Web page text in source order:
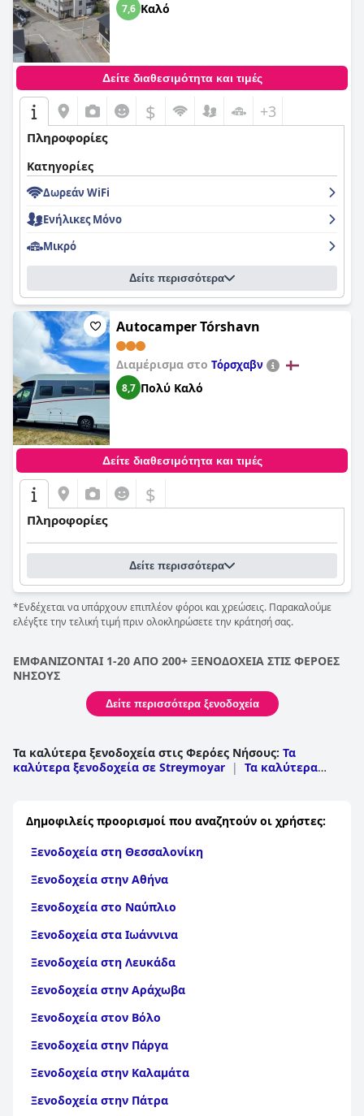
7,6 Καλό
Δείτε διαθεσιμότητα και τιμές
$ +3
Πληροφορίες
Κατηγορίες
Δωρεάν WiFi
Ενήλικες Μόνο
Μικρό
Δείτε περισσότερα
Autocamper Tórshavn
Διαμέρισμα στο Τόρσχαβν
8,7 Πολύ Καλό
Δείτε διαθεσιμότητα και τιμές
$
Πληροφορίες
Δείτε περισσότερα
*Ενδέχεται να υπάρχουν επιπλέον φόροι και χρεώσεις. Παρακαλούμε
ελέγξτε την τελική τιμή πριν ολοκληρώσετε την κράτησή σας.
ΕΜΦΑΝΙΖΟΝΤΑΙ 1-20 ΑΠΟ 200+ ΞΕΝΟΔΟΧΕΙΑ ΣΤΙΣ ΦΕΡΟΕΣ
ΝΗΣΟΥΣ
Δείτε περισσότερα ξενοδοχεία
Τα καλύτερα ξενοδοχεία στις Φερόες Νήσους: Τα
καλύτερα ξενοδοχεία σε Streymoyar | Τα καλύτερα
ξενοδοχεία σε Sandoyar
Δημοφιλείς προορισμοί που αναζητούν οι χρήστες:
Ξενοδοχεία στη Θεσσαλονίκη
Ξενοδοχεία στην Αθήνα
Ξενοδοχεία στο Ναύπλιο
Ξενοδοχεία στα Ιωάννινα
Ξενοδοχεία στη Λευκάδα
Ξενοδοχεία στην Αράχωβα
Ξενοδοχεία στον Βόλο
Ξενοδοχεία στην Πάργα
Ξενοδοχεία στην Καλαμάτα
Ξενοδοχεία στην Πάτρα